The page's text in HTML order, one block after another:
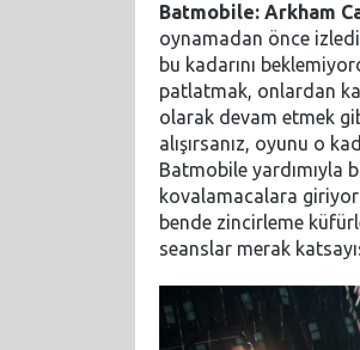
Batmobile: Arkham
oynamadan önce
bu kadarını
patlatmak, onlardan
olarak devam etmek
alışırsanız, oyunu o
Batmobile yardımıyla
kovalamacalara
bende zincirleme
seanslar merak